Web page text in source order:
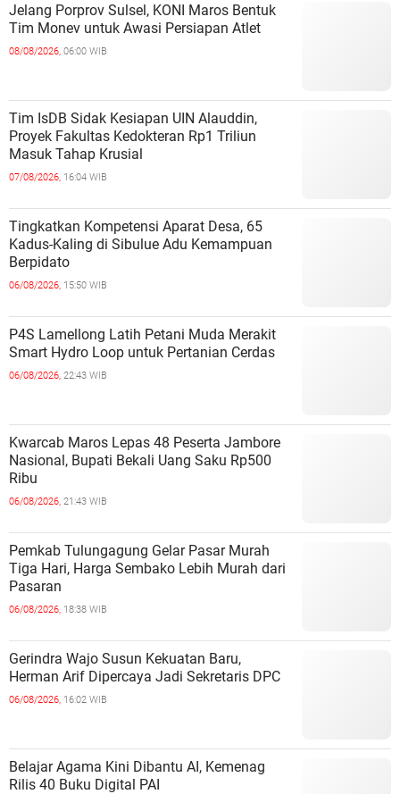
Jelang Porprov Sulsel, KONI Maros Bentuk
Tim Monev untuk Awasi Persiapan Atlet
08/08/2026, 06:00 WIB
Tim IsDB Sidak Kesiapan UIN Alauddin,
Proyek Fakultas Kedokteran Rp1 Triliun
Masuk Tahap Krusial
07/08/2026, 16:04 WIB
Tingkatkan Kompetensi Aparat Desa, 65
Kadus-Kaling di Sibulue Adu Kemampuan
Berpidato
06/08/2026, 15:50 WIB
P4S Lamellong Latih Petani Muda Merakit
Smart Hydro Loop untuk Pertanian Cerdas
06/08/2026, 22:43 WIB
Kwarcab Maros Lepas 48 Peserta Jambore
Nasional, Bupati Bekali Uang Saku Rp500
Ribu
06/08/2026, 21:43 WIB
Pemkab Tulungagung Gelar Pasar Murah
Tiga Hari, Harga Sembako Lebih Murah dari
Pasaran
06/08/2026, 18:38 WIB
Gerindra Wajo Susun Kekuatan Baru,
Herman Arif Dipercaya Jadi Sekretaris DPC
06/08/2026, 16:02 WIB
Belajar Agama Kini Dibantu AI, Kemenag
Rilis 40 Buku Digital PAI